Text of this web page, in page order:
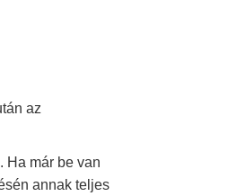
az
Ha már be van
annak teljes